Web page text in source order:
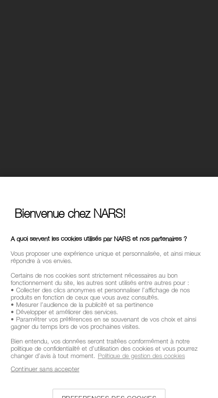
Bienvenue chez NARS!
A quoi servent les cookies utilisés par NARS et nos partenaires ?
Vous proposer une expérience unique et personnalisée, et ainsi mieux
répondre à vos envies.
Certains de nos cookies sont strictement nécessaires au bon
fonctionnement du site, les autres sont utilisés entre autres pour :
• Collecter des clics anonymes et personnaliser l’affichage de nos
produits en fonction de ceux que vous avez consultés.
• Mesurer l’audience de la publicité et sa pertinence
• Développer et améliorer des services.
• Paramétrer vos préférences en se souvenant de vos choix et ainsi
gagner du temps lors de vos prochaines visites.
Bien entendu, vos données seront traitées conformément à notre
politique de confidentialité et d’utilisation des cookies et vous pourrez
changer d’avis à tout moment. Politique de gestion des cookies
Continuer sans accepter